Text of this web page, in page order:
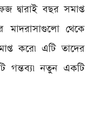
দ্বারাই বছর সমাপ্ত
মাদরাসাগুলো থেকে
করে৷ এটি তাদের
গন্তব্য৷ নতুন একটি